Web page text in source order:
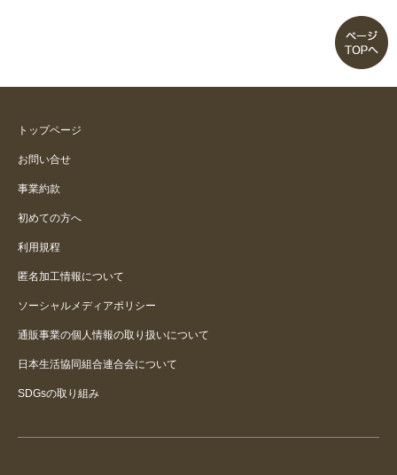
トップページ
お問い合せ
事業約款
初めての方へ
利用規程
匿名加工情報について
ソーシャルメディアポリシー
通販事業の個人情報の取り扱いについて
日本生活協同組合連合会について
SDGsの取り組み